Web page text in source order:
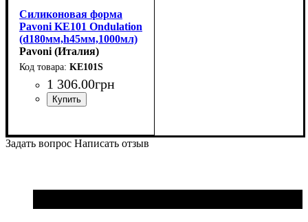
Силиконовая форма
Pavoni KE101 Ondulation
(d180мм,h45мм,1000мл)
Pavoni (Италия)
KE101S
1 306.00грн
Задать вопрос Написать отзыв